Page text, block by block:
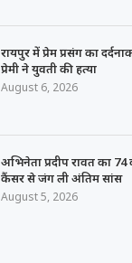
रायपुर में प्रेम प्रसंग का
प्रेमी ने युवती की हत्या
August 6, 2026
अभिनेता प्रदीप रावत का 74
कैंसर से जंग ली अंतिम सांस
August 5, 2026